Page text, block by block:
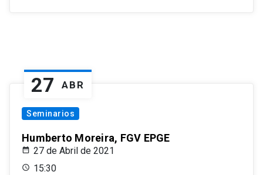
27 ABR
Seminarios
Humberto Moreira, FGV EPGE
27 de Abril de 2021
15:30